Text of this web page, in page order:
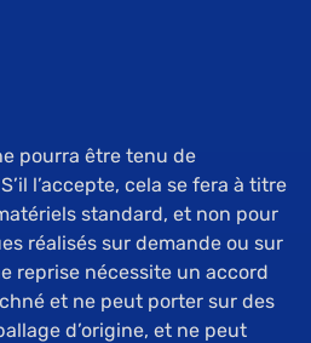
pourra être tenu de
l’accepte, cela se fera à titre
standard, et non pour
réalisés sur demande ou sur
reprise nécessite un accord
et ne peut porter sur des
d’origine, et ne peut